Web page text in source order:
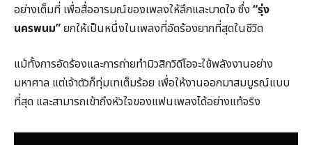
อย่างเต็มที่ เพื่อสื่ออารมณ์ของเพลงให้ลึกและบาดใจ ซึ่ง “รุ่ง
นครพนม”ยกให้เป็นหนึ่งในเพลงที่อัดร้องยากที่สุดในชีวิต
แม้ทั้งการอัดร้องและการถ่ายทำมิวสิกวิดีโอจะใช้พลังงานอย่าง
มหาศาล แต่เจ้าตัวก็ทุ่มเทเต็มร้อย เพื่อให้งานออกมาสมบูรณ์แบบ
ที่สุด และสามารถเข้าถึงหัวใจของแฟนเพลงได้อย่างแท้จริง